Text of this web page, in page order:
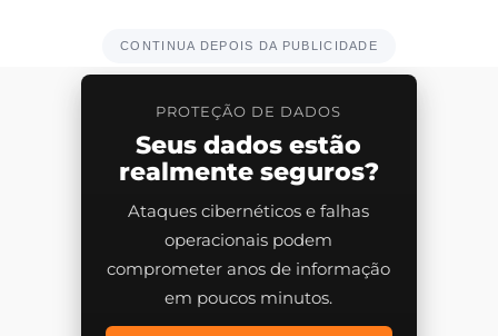
CONTINUA DEPOIS DA PUBLICIDADE
PROTEÇÃO DE DADOS
Seus dados estão
realmente seguros?
Ataques cibernéticos e falhas
operacionais podem
comprometer anos de informação
em poucos minutos.